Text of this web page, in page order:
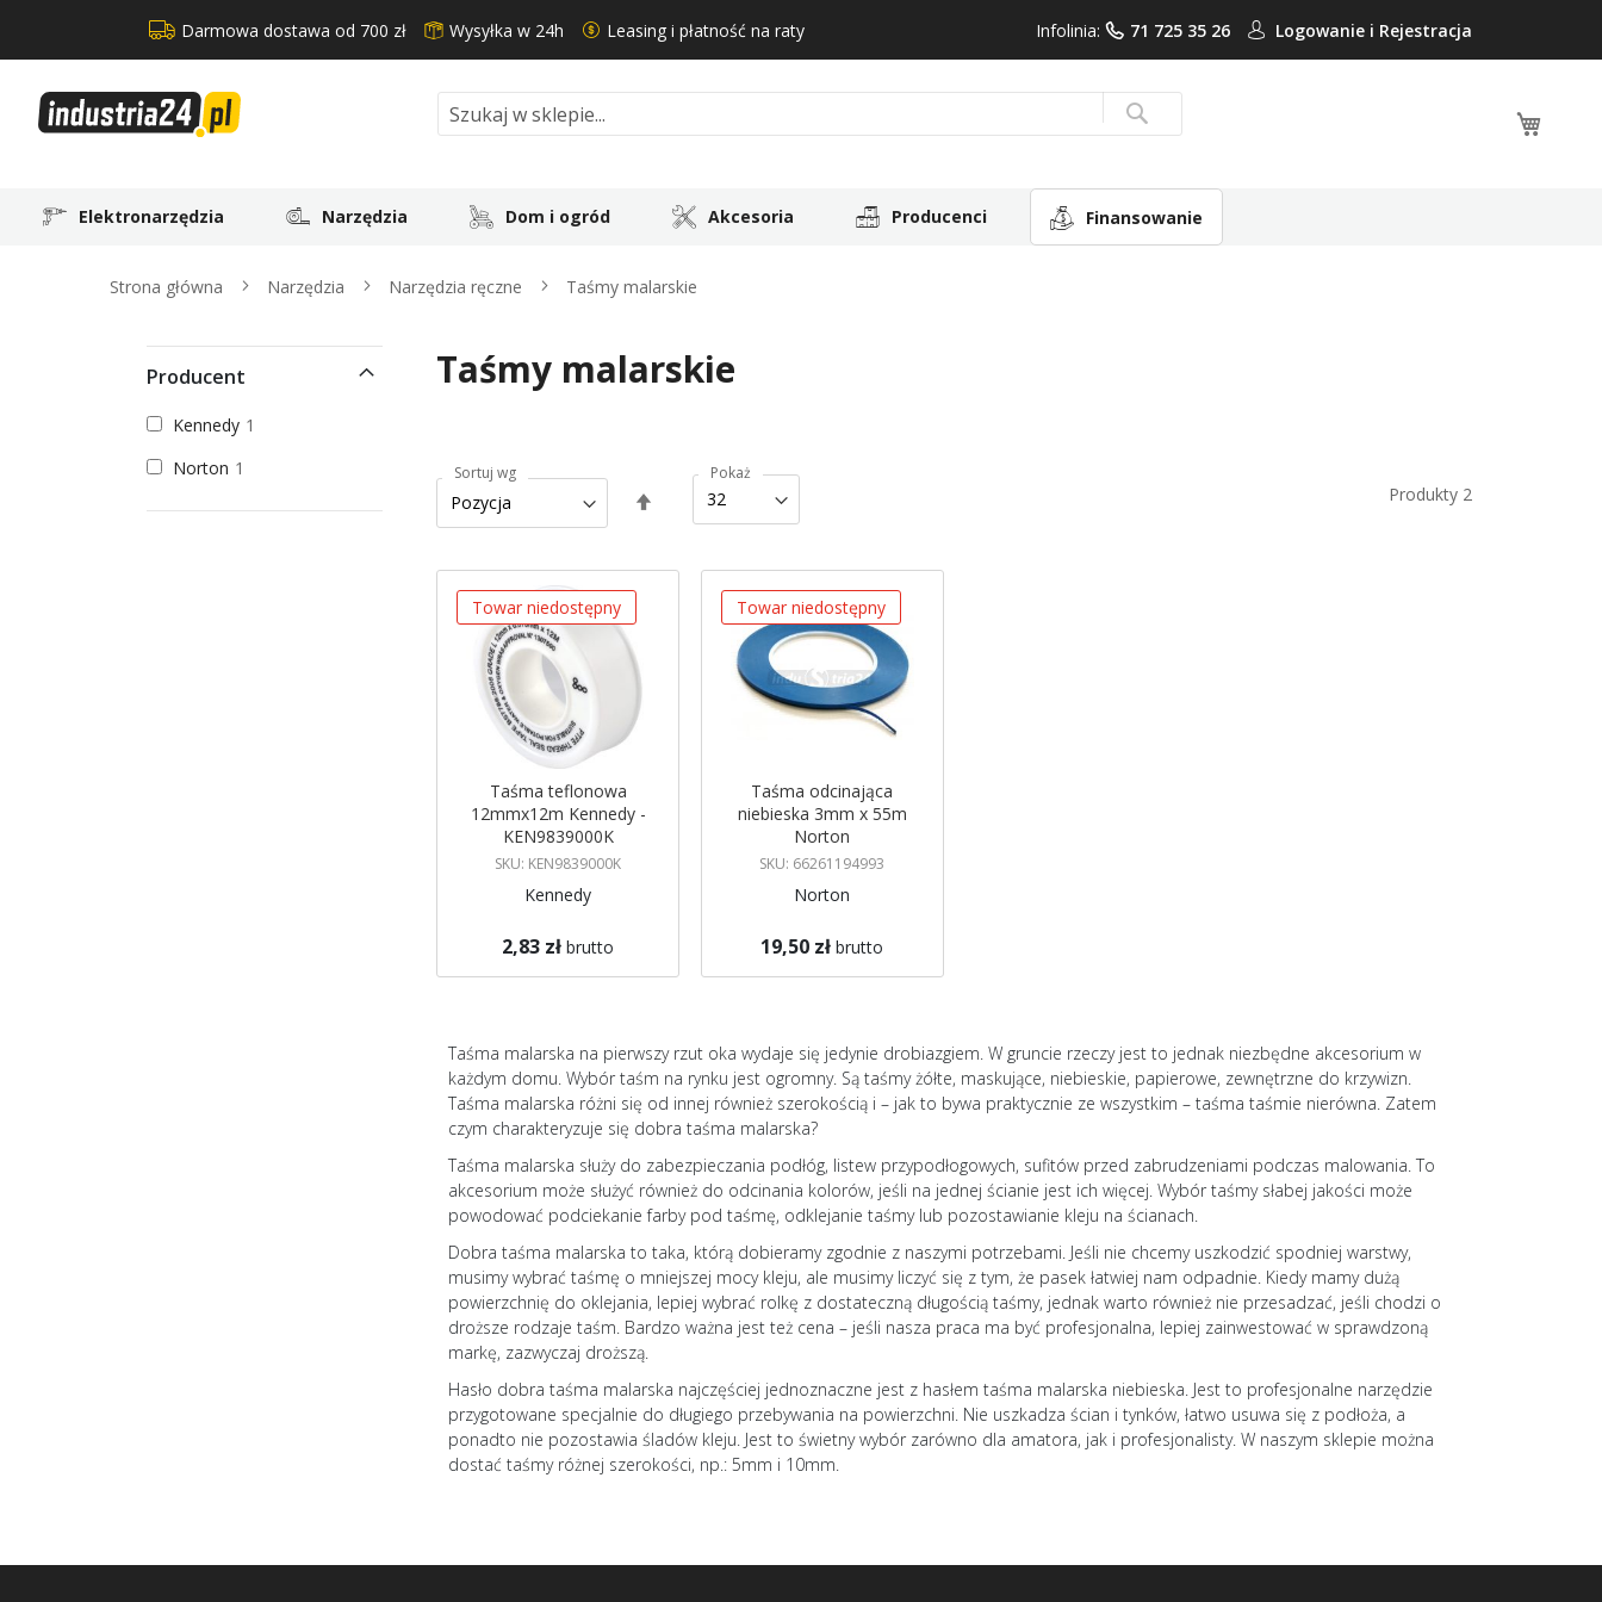
Darmowa dostawa od 700 zł Wysyłka w 24h Leasing i płatność na raty Infolinia: 71 725 35 26 Logowanie i Rejestracja
Search Search
Elektronarzędzia Narzędzia Dom i ogród Akcesoria Producenci Finansowanie
Strona główna Narzędzia Narzędzia ręczne Taśmy malarskie
Taśmy malarskie
Produkty 2
Sortuj wg
kierunek
Pokaż
Towar niedostępny
Taśma teflonowa
12mmx12m Kennedy -
KEN9839000K
SKU: KEN9839000K
Kennedy
2,83 zł brutto
Brak w magazynie
Towar niedostępny
Taśma odcinająca
niebieska 3mm x 55m
Norton
SKU: 66261194993
Norton
19,50 zł brutto
Brak w magazynie
Taśma malarska na pierwszy rzut oka wydaje się jedynie drobiazgiem. W gruncie rzeczy jest to jednak niezbędne akcesorium w
każdym domu. Wybór taśm na rynku jest ogromny. Są taśmy żółte, maskujące, niebieskie, papierowe, zewnętrzne do krzywizn.
Taśma malarska różni się od innej również szerokością i – jak to bywa praktycznie ze wszystkim – taśma taśmie nierówna. Zatem
czym charakteryzuje się dobra taśma malarska?
Taśma malarska służy do zabezpieczania podłóg, listew przypodłogowych, sufitów przed zabrudzeniami podczas malowania. To
akcesorium może służyć również do odcinania kolorów, jeśli na jednej ścianie jest ich więcej. Wybór taśmy słabej jakości może
powodować podciekanie farby pod taśmę, odklejanie taśmy lub pozostawianie kleju na ścianach.
Dobra taśma malarska to taka, którą dobieramy zgodnie z naszymi potrzebami. Jeśli nie chcemy uszkodzić spodniej warstwy,
musimy wybrać taśmę o mniejszej mocy kleju, ale musimy liczyć się z tym, że pasek łatwiej nam odpadnie. Kiedy mamy dużą
powierzchnię do oklejania, lepiej wybrać rolkę z dostateczną długością taśmy, jednak warto również nie przesadzać, jeśli chodzi o
droższe rodzaje taśm. Bardzo ważna jest też cena – jeśli nasza praca ma być profesjonalna, lepiej zainwestować w sprawdzoną
markę, zazwyczaj droższą.
Hasło dobra taśma malarska najczęściej jednoznaczne jest z hasłem taśma malarska niebieska. Jest to profesjonalne narzędzie
przygotowane specjalnie do długiego przebywania na powierzchni. Nie uszkadza ścian i tynków, łatwo usuwa się z podłoża, a
ponadto nie pozostawia śladów kleju. Jest to świetny wybór zarówno dla amatora, jak i profesjonalisty. W naszym sklepie można
dostać taśmy różnej szerokości, np.: 5mm i 10mm.
Producent
Kennedy 1
Norton 1